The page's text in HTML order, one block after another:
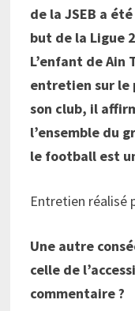
de la JSEB a
butde la Ligue 2
L’enfant deAin
entretien sur le
son club, il
l’ensemble du
le football est
Entretien réalisé
Une autre
celle de
commentaire ?